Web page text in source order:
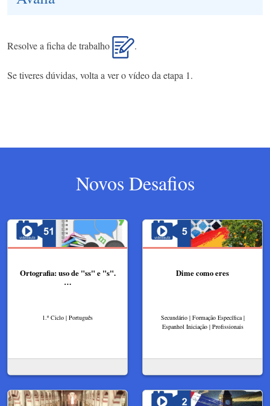
Resolve a ficha de trabalho .
Se tiveres dúvidas, volta a ver o vídeo da etapa 1.
Novos Desafios
Ortografia: uso de "ss" e "s".
…
1.º Ciclo | Português
Dime como eres
Secundário | Formação Específica |
Espanhol Iniciação | Profissionais